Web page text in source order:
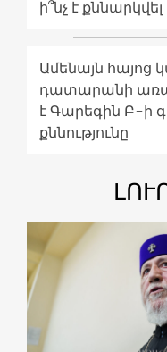
ի՞նչ է քննարկվել
Ամենայն հայոց
դատարանի
է Գարեգին Բ-ի
քննությունը